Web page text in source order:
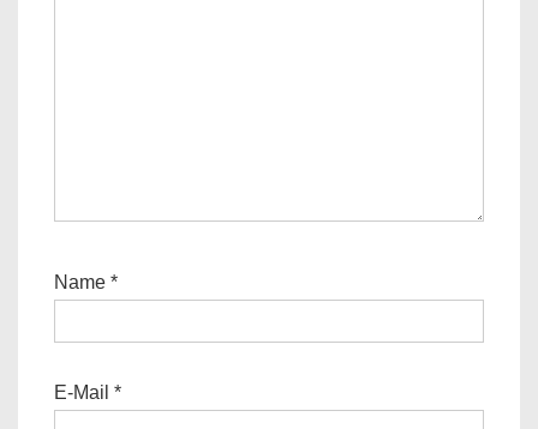
Name *
E-Mail *